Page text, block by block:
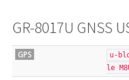
GR-8017U GNSS
GPS
u-
le